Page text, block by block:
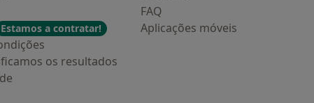
Estamos a contratar!
os resultados
FAQ
Aplicações móveis